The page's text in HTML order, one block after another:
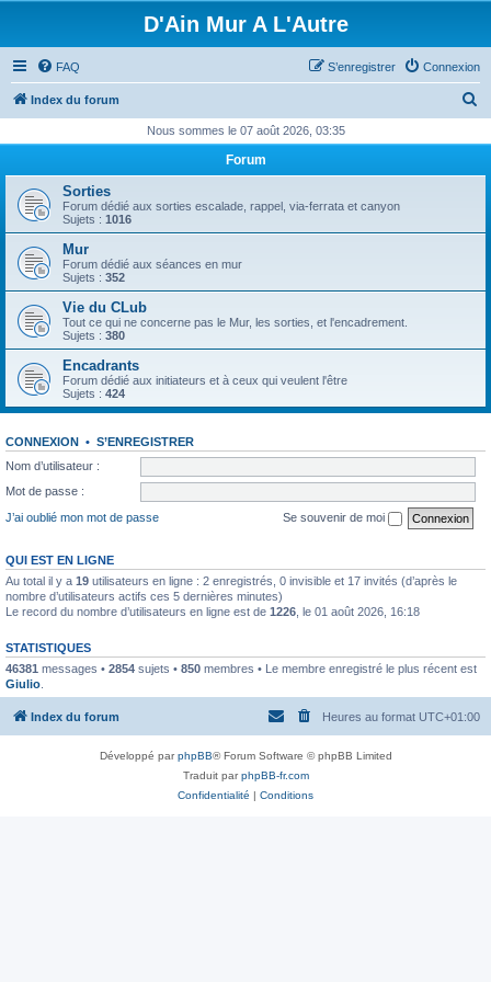
D'Ain Mur A L'Autre
FAQ Connexion
S’enregistrer
Index du forum
h
r
Nous sommes le 07 août 2026, 03:35
Forum
Sorties
Forum dédié aux sorties escalade, rappel, via-ferrata et canyon
Sujets : 1016
Mur
Forum dédié aux séances en mur
Sujets : 352
Vie du CLub
Tout ce qui ne concerne pas le Mur, les sorties, et l'encadrement.
Sujets : 380
Encadrants
Forum dédié aux initiateurs et à ceux qui veulent l'être
Sujets : 424
CONNEXION • S’ENREGISTRER
Nom d’utilisateur :
Mot de passe :
J’ai oublié mon mot de passe
Se souvenir de moi
QUI EST EN LIGNE
Au total il y a 19 utilisateurs en ligne : 2 enregistrés, 0 invisible et 17 invités (d’après le
nombre d’utilisateurs actifs ces 5 dernières minutes)
Le record du nombre d’utilisateurs en ligne est de 1226 , le 01 août 2026, 16:18
STATISTIQUES
46381 messages • 2854 sujets • 850 membres • Le membre enregistré le plus récent est
Giulio
Index du forum Heures au format UTC+01:00
Développé parphpBB® Forum Software © phpBB Limited
Traduit parphpBB-fr.com
Confidentialité | Conditions